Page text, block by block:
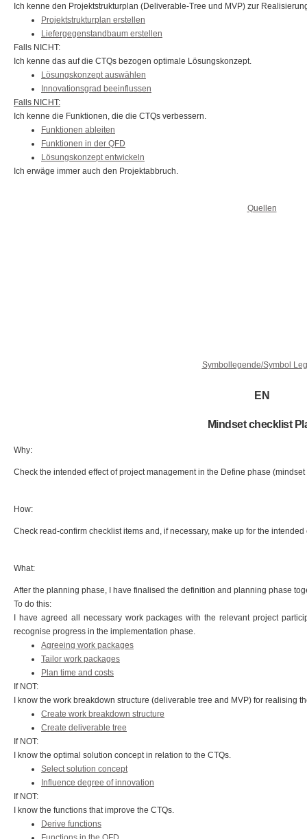
Ich kenne den Projektstrukturplan (Deliverable-Tree und MVP) zur
Projektstrukturplan erstellen
Liefergegenstandbaum erstellen
Falls NICHT:
Ich kenne das auf die CTQs bezogen optimale Lösungskonzept.
Lösungskonzept auswählen
Innovationsgrad beeinflussen
Falls NICHT:
Ich kenne die Funktionen, die die CTQs verbessern.
Funktionen ableiten
Funktionen in der QFD
Lösungskonzept entwickeln
Ich erwäge immer auch den Projektabbruch.
Quellen
Symbollegende/Symbol
EN
Mindset checklist
Why:
Check the intended effect of project management in the Define phase
How:
Check read-confirm checklist items and, if necessary, make up for the
What:
After the planning phase, I have finalised the definition and planning phase
To do this:
I have agreed all necessary work packages with the relevant project
recognise progress in the implementation phase.
Agreeing work packages
Tailor work packages
Plan time and costs
If NOT:
I know the work breakdown structure (deliverable tree and MVP) for realising
Create work breakdown structure
Create deliverable tree
If NOT:
I know the optimal solution concept in relation to the CTQs.
Select solution concept
Influence degree of innovation
If NOT:
I know the functions that improve the CTQs.
Derive functions